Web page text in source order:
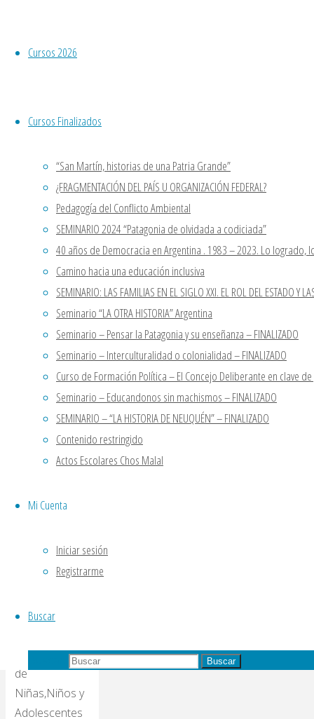
Cursos 2026
Cursos Finalizados
“San Martín, historias de una Patria Grande”
¿FRAGMENTACIÓN DEL PAÍS U ORGANIZACIÓN FEDERAL?
Pedagogía del Conflicto Ambiental
SEMINARIO 2024 “Patagonia de olvidada a codiciada”
40 años de Democracia en Argentina . 1983 – 2023. Lo
Camino hacia una educación inclusiva
SEMINARIO: LAS FAMILIAS EN EL SIGLO XXI. EL ROL DEL ESTADO Y
Seminario “LA OTRA HISTORIA” Argentina
Seminario – Pensar la Patagonia y su enseñanza – FINALIZADO
Seminario – Interculturalidad o colonialidad – FINALIZADO
Curso de Formación Política – El Concejo Deliberante en clave de
Seminario – Educandonos sin machismos – FINALIZADO
SEMINARIO – “LA HISTORIA DE NEUQUÉN” – FINALIZADO
Contenido restringido
Actos Escolares Chos Malal
Mi Cuenta
Iniciar sesión
Registrarme
Buscar
Buscar
21 agosto,
este sábado
18 de julio a
encuentro de
“Niñez y
Derechos en
tiempos de
pandemia”.
Con la
presencia de:
Médica
Pediatra,
Frente de la
adolescencia
Comisión de
Salud. Instituto
•Nara Oses:
de Derechos
de
Niñas,Niños y
Adolescentes
Cosas”.
Último curso del año “San Martín,
historias de una Patria Grande”
Comentarios recientes
Casa Patria Neuquen
“LA OTRA HISTORIA” Argentina
STELLA VLLEGAS
“LA OTRA HISTORIA” Argentina
STELLA VLLEGAS en
Seminario
“LA OTRA HISTORIA” Argentina
Casa Patria Neuquen
“LA OTRA HISTORIA” Argentina
Casa Patria NeuquenenSeminario
“LA OTRA HISTORIA” Argentina